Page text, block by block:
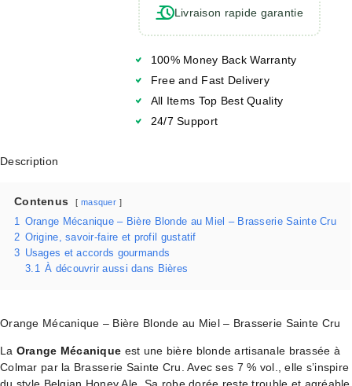
Livraison rapide garantie
100% Money Back Warranty
Free and Fast Delivery
All Items Top Best Quality
24/7 Support
Description
Contenus masquer
1 Orange Mécanique – Bière Blonde au Miel – Brasserie Sainte Cru
2 Origine, savoir-faire et profil gustatif
3 Usages et accords gourmands
3.1 À découvrir aussi dans Bières
Orange Mécanique – Bière Blonde au Miel – Brasserie Sainte Cru
La Orange Mécanique est une bière blonde artisanale brassée à
Colmar par la Brasserie Sainte Cru. Avec ses 7 % vol., elle s’inspire